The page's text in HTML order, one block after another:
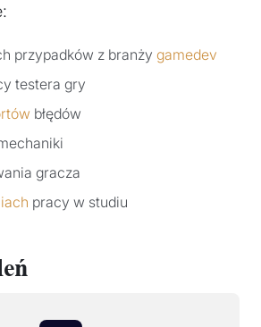
przypadków z branży gamedev
testera gry
błędów
gracza
pracy w studiu